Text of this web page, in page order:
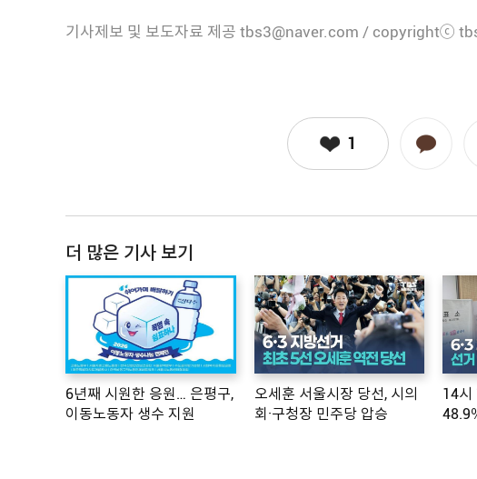
기사제보 및 보도자료 제공 tbs3@naver.com / copyrightⓒ
1
더 많은 기사 보기
6년째 시원한 응원… 은평구,
이동노동자 생수 지원
오세훈 서울시장 당선, 시의
회·구청장 민주당 압승
14시
48.9